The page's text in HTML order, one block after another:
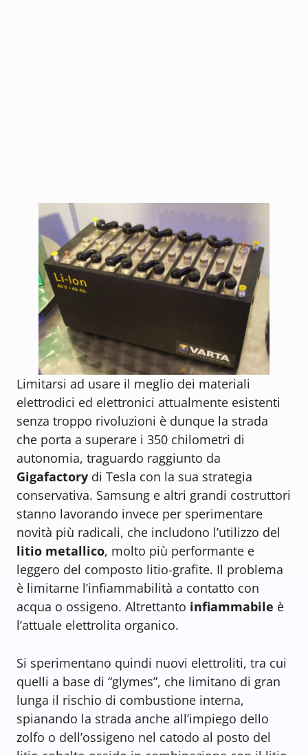
Limitarsi ad usare il meglio dei materiali
elettrodici ed elettronici attualmente esistenti
senza troppo rivoluzioni è dunque la strada
che porta a superare i 350 chilometri di
autonomia, traguardo raggiunto da
Gigafactory di Tesla con la sua strategia
conservativa. Samsung e altri grandi costruttori
stanno lavorando invece per sperimentare
novità più radicali, che includono l’utilizzo del
litio metallico, molto più performante e
leggero del composto litio-grafite. Il problema
è limitarne l’infiammabilità a contatto con
acqua o ossigeno. Altrettanto infiammabile è
l’attuale elettrolita organico.
Si sperimentano quindi nuovi elettroliti, tra cui
quelli a base di “glymes”, che limitano di gran
lunga il rischio di combustione interna,
spianando la strada anche all’impiego dello
zolfo o dell’ossigeno nel catodo al posto del